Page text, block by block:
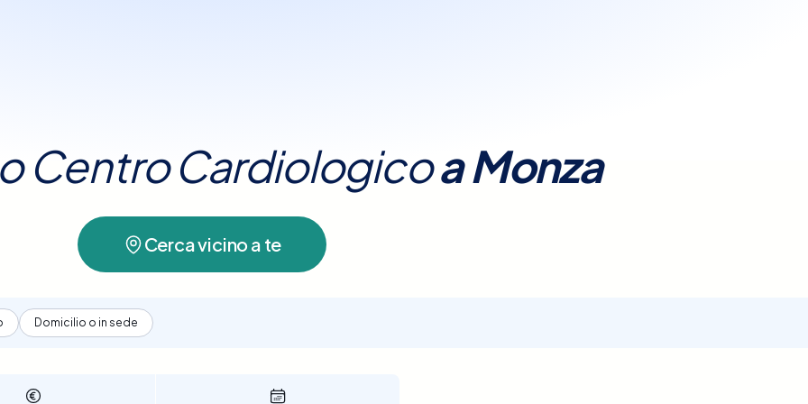
Centro CardiologicoaMonza
Cerca vicino a te
Domicilio o in sede